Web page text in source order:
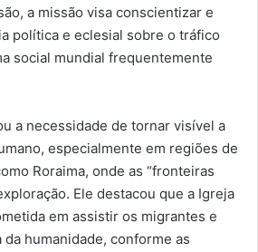
a missão visa conscientizar e
política e eclesial sobre o tráfico
social mundial frequentemente
a necessidade de tornar visível a
especialmente em regiões de
Roraima, onde as “fronteiras
Ele destacou que a Igreja
em assistir os migrantes e
humanidade, conforme as